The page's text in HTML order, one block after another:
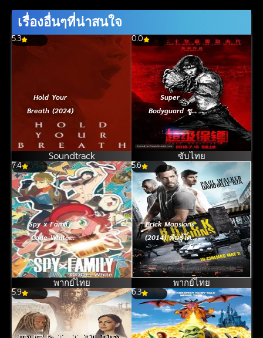
เรื่องอื่นๆที่น่าสนใจ
5.3
Hold Your
Breath (2024)
Soundtrack
0.0
Super
Bodyguard ซู
เปอร์ บอดี้การ์ด
[ซับไทย] (2016)
ซับไทย
7.4
Spy x Family
Code White
(2023) สปาย x
แฟมิลี โค้ด ไวท์
พากย์ไทย
5.6
Brick Mansions
(2014) พันธุ์โดด
พันธุ์เดือด
พากย์ไทย
5.9 6.3